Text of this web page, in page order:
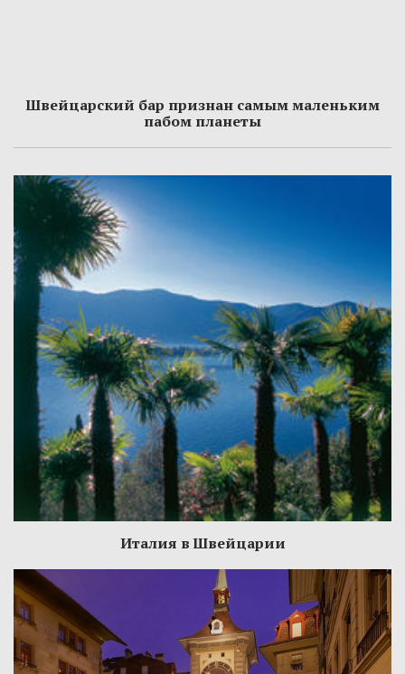
Швейцарский бар признан самым маленьким
пабом планеты
Италия в Швейцарии